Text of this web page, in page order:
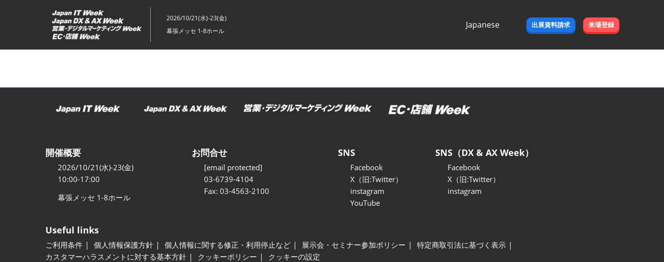
ッ
2026/10/21(水)-23(金)
幕張メッセ 1-8ホール
Japanese
出展資料請求 来場登録
開催概要
2026/10/21(水)-23(金)
10:00-17:00
幕張メッセ 1-8ホール
お問合せ
[email protected]
03-6739-4104
Fax: 03-4563-2100
SNS
Facebook
X（旧:Twitter）
instagram
YouTube
SNS（DX & AX Week）
Facebook
X（旧:Twitter）
instagram
Useful links
ご利用条件 個人情報保護方針 個人情報に関する修正・利用停止など 展示会・セミナー参加ポリシー
特定商取引法に基づく表示
カスタマーハラスメントに対する基本方針
クッキーポリシー クッキーの設定